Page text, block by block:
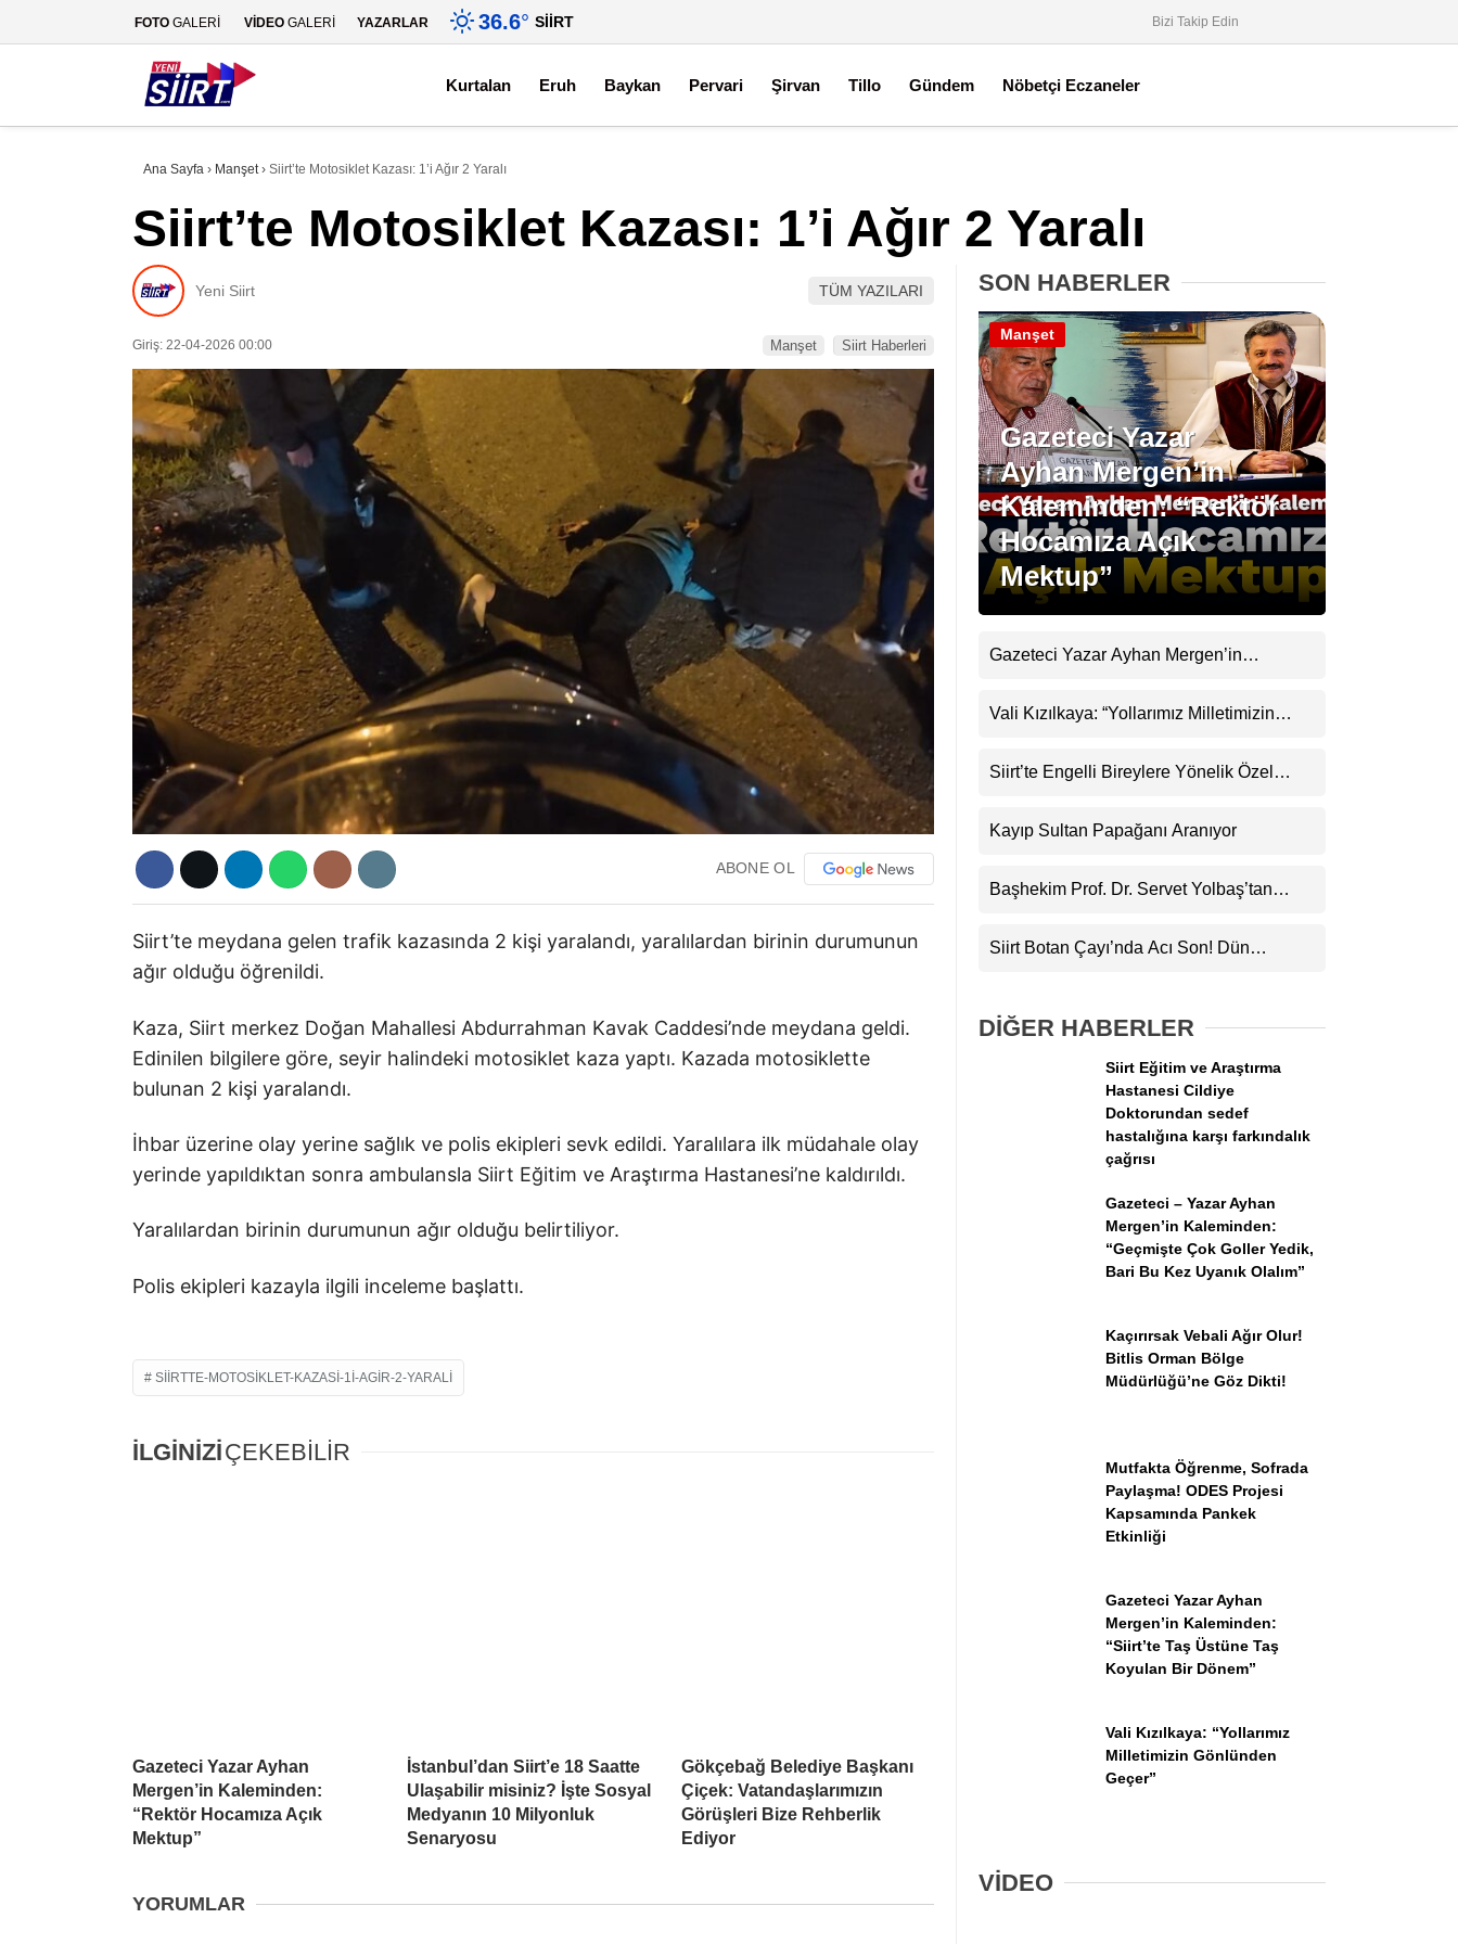
Gündem
Ekonomi
Spor
Magazin
Teknoloji
Facebook
Instagram
FOTO GALERİ VİDEO GALERİ YAZARLAR 36.6° SIIRT Bizi Takip Edin
Kurtalan Eruh Baykan Pervari Şirvan Tillo Gündem Nöbetçi Eczaneler
Ana Sayfa › Manşet› Siirt’te Motosiklet Kazası: 1’i Ağır 2 Yaralı
Siirt’te Motosiklet Kazası: 1’i Ağır 2 Yaralı
Yeni Siirt TÜM YAZILARI
Giriş: 22-04-2026 00:00 Manşet Siirt Haberleri
ABONE OL
Siirt’te meydana gelen trafik kazasında 2 kişi yaralandı, yaralılardan birinin durumunun
ağır olduğu öğrenildi.
Kaza, Siirt merkez Doğan Mahallesi Abdurrahman Kavak Caddesi’nde meydana geldi.
Edinilen bilgilere göre, seyir halindeki motosiklet kaza yaptı. Kazada motosiklette
bulunan 2 kişi yaralandı.
İhbar üzerine olay yerine sağlık ve polis ekipleri sevk edildi. Yaralılara ilk müdahale olay
yerinde yapıldıktan sonra ambulansla Siirt Eğitim ve Araştırma Hastanesi’ne kaldırıldı.
Yaralılardan birinin durumunun ağır olduğu belirtiliyor.
Polis ekipleri kazayla ilgili inceleme başlattı.
SIIRTTE-MOTOSIKLET-KAZASI-1I-AGIR-2-YARALI
İLGİNİZİÇEKEBİLİR
Gazeteci Yazar Ayhan
Mergen’in Kaleminden:
“Rektör Hocamıza Açık
Mektup”
İstanbul’dan Siirt’e 18 Saatte
Ulaşabilir misiniz? İşte Sosyal
Medyanın 10 Milyonluk
Senaryosu
Gökçebağ Belediye Başkanı
Çiçek: Vatandaşlarımızın
Görüşleri Bize Rehberlik
Ediyor
YORUMLAR
SON HABERLER
Gazeteci Yazar
Ayhan Mergen’in
Kaleminden: “Rektör
Hocamıza Açık
Mektup”
Manşet
Gazeteci Yazar Ayhan Mergen’in
Koyulan Bir Dönem”
Vali Kızılkaya: “Yollarımız Milletimizin
Siirt’te Engelli Bireylere Yönelik Özel
Kayıp Sultan Papağanı Aranıyor
Başhekim Prof. Dr. Servet Yolbaş’tan
Siirt Botan Çayı’nda Acı Son! Dün
DİĞER HABERLER
Siirt Eğitim ve Araştırma
Hastanesi Cildiye
Doktorundan sedef
hastalığına karşı farkındalık
çağrısı
Gazeteci – Yazar Ayhan
Mergen’in Kaleminden:
“Geçmişte Çok Goller Yedik,
Bari Bu Kez Uyanık Olalım”
Kaçırırsak Vebali Ağır Olur!
Bitlis Orman Bölge
Müdürlüğü’ne Göz Dikti!
Mutfakta Öğrenme, Sofrada
Paylaşma! ODES Projesi
Kapsamında Pankek
Etkinliği
Gazeteci Yazar Ayhan
Mergen’in Kaleminden:
“Siirt’te Taş Üstüne Taş
Koyulan Bir Dönem”
Vali Kızılkaya: “Yollarımız
Milletimizin Gönlünden
Geçer”
VİDEO